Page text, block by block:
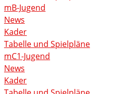
mB-Jugend
News
Kader
Tabelle und Spielpläne
mC1-Jugend
News
Kader